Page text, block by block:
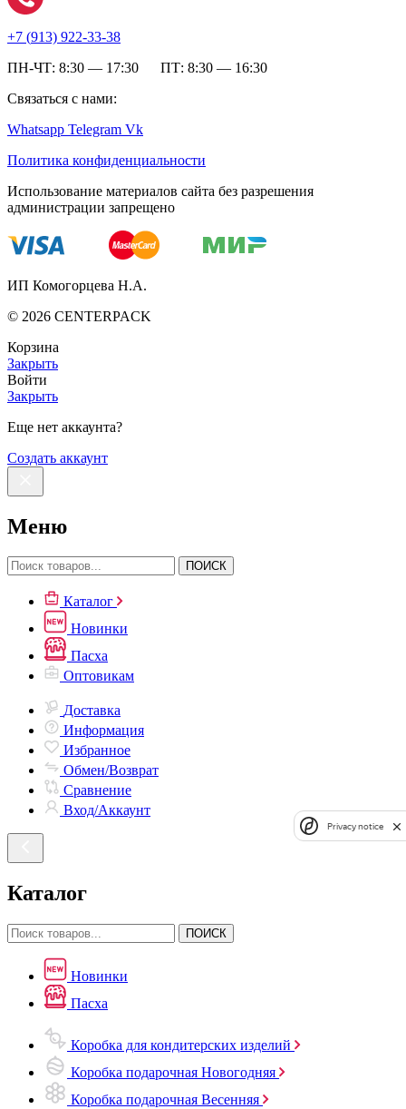
+7 (913) 922-33-38
ПН-ЧТ: 8:30 — 17:30 ПТ: 8:30 — 16:30
Связаться с нами:
Whatsapp Telegram Vk
Политика конфиденциальности
Использование материалов сайта без разрешения
администрации запрещено
ИП Комогорцева Н.А.
© 2026 CENTERPACK
Корзина
Закрыть
Войти
Закрыть
Еще нет аккаунта?
Создать аккаунт
Меню
ПОИСК
Каталог
Новинки
Пасха
Оптовикам
Доставка
Информация
Избранное
Обмен/Возврат
Сравнение
Вход/Аккаунт
Каталог
ПОИСК
Новинки
Пасха
Коробка для кондитерских изделий
Коробка подарочная Новогодняя
Коробка подарочная Весенняя
Privacy notice